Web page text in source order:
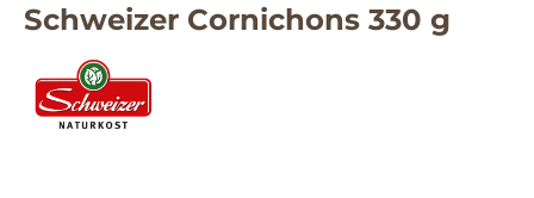
Schweizer Cornichons 330 g